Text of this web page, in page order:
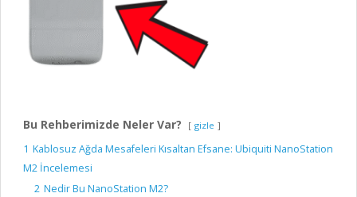
Bu Rehberimizde Neler Var? gizle
1 Kablosuz Ağda Mesafeleri Kısaltan Efsane: Ubiquiti NanoStation
M2 İncelemesi
2 Nedir Bu NanoStation M2?